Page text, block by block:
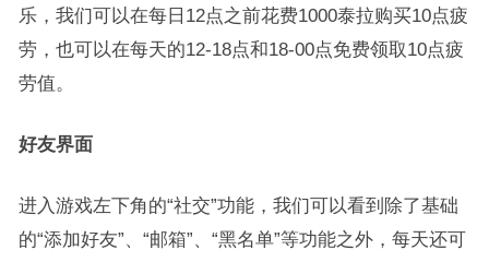
乐，我们可以在每日12点之前花费1000泰拉购买10点疲
劳，也可以在每天的12-18点和18-00点免费领取10点疲
劳值。
好友界面
进入游戏左下角的“社交”功能，我们可以看到除了基础
的“添加好友”、“邮箱”、“黑名单”等功能之外，每天还可